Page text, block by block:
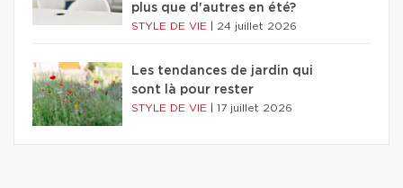
plus que d'autres en été?
STYLE DE VIE 24 juillet 2026
Les tendances de jardin qui
sont là pour rester
STYLE DE VIE 17 juillet 2026